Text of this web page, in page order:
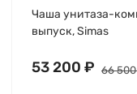
Чаша унитаза-
выпуск, Simas
53 200 ₽ 66